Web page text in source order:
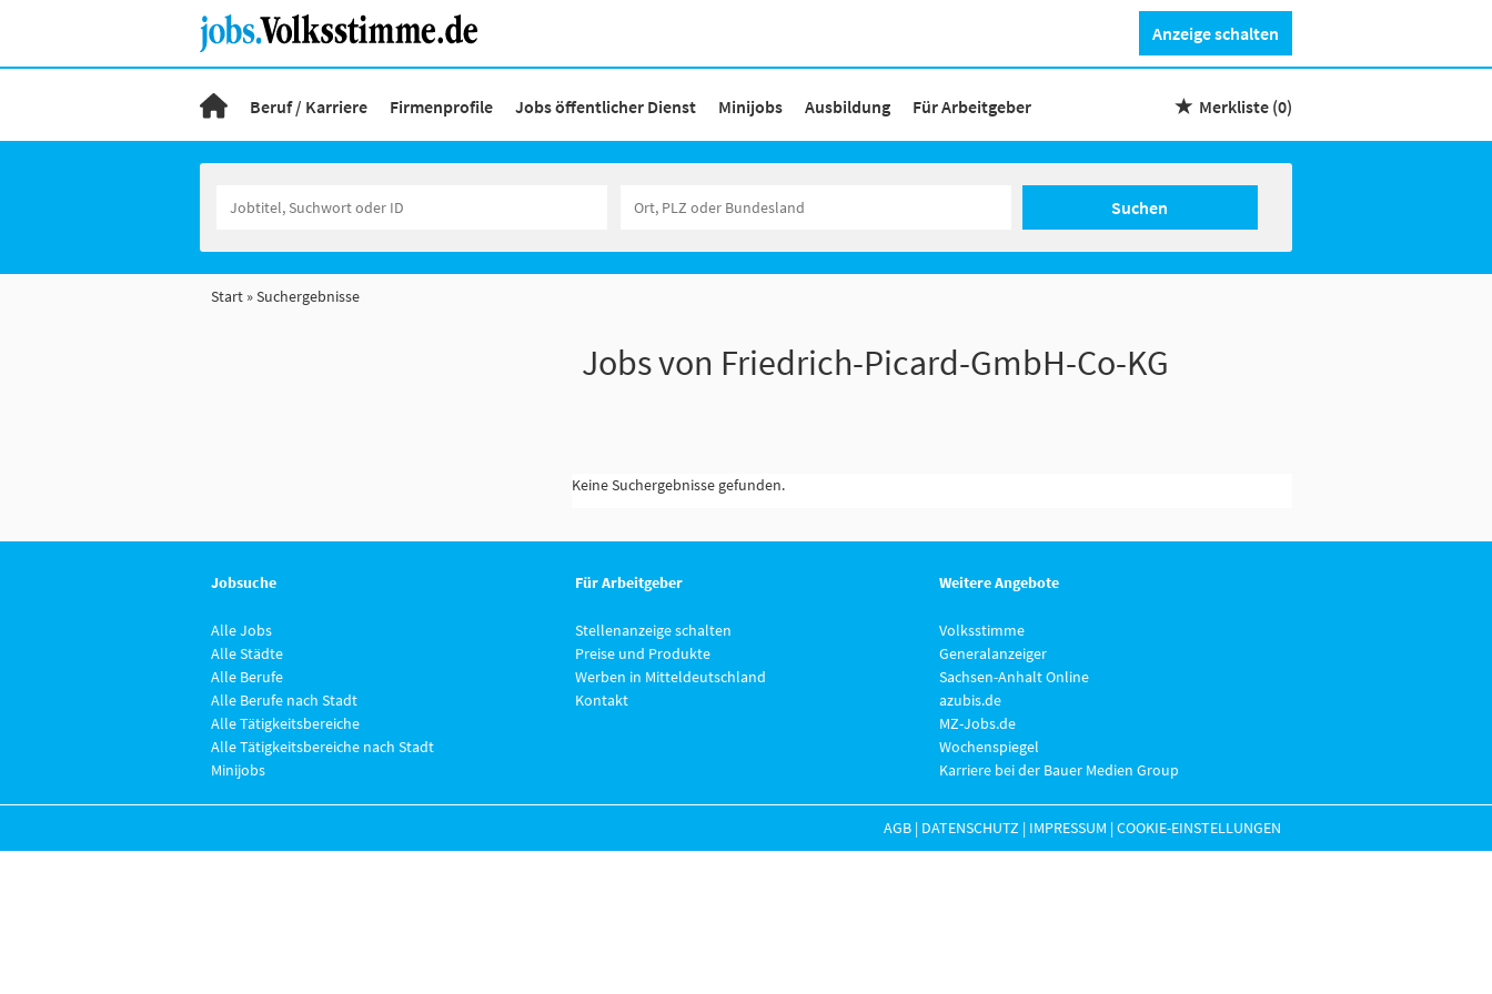
Anzeige schalten
Beruf / Karriere Firmenprofile Jobs öffentlicher Dienst Minijobs Ausbildung Für Arbeitgeber Merkliste (0)
Suchen
Start Suchergebnisse
Jobs von Friedrich-Picard-GmbH-Co-KG
Keine Suchergebnisse gefunden.
Jobsuche
Alle Jobs
Alle Städte
Alle Berufe
Alle Berufe nach Stadt
Alle Tätigkeitsbereiche
Alle Tätigkeitsbereiche nach Stadt
Minijobs
Für Arbeitgeber
Stellenanzeige schalten
Preise und Produkte
Werben in Mitteldeutschland
Kontakt
Weitere Angebote
Volksstimme
Generalanzeiger
Sachsen-Anhalt Online
azubis.de
MZ-Jobs.de
Wochenspiegel
Karriere bei der Bauer Medien Group
AGB | DATENSCHUTZ | IMPRESSUM |COOKIE-EINSTELLUNGEN